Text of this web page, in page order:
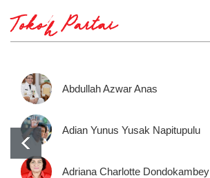
Tokoh Partai
Abdullah Azwar Anas
Adian Yunus Yusak Napitupulu
Adriana Charlotte Dondokambey